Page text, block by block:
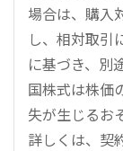
場合は、購入
し、相対取引
に基づき、別
国株式は株価
失が生じるお
詳しくは、契